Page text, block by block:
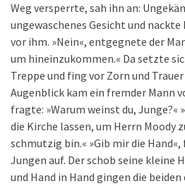
Weg versperrte, sah ihn an:
ungewaschenes Gesicht und nackte
vor ihm. »Nein«, entgegnete der
um hineinzukommen.« Da setzte
Treppe und fing vor Zorn und
Augenblick kam ein fremder Mann
fragte: »Warum weinst du, Junge?«
die Kirche lassen, um Herrn Moody
schmutzig bin.« »Gib mir die
Jungen auf. Der schob seine kleine
und Hand in Hand gingen die